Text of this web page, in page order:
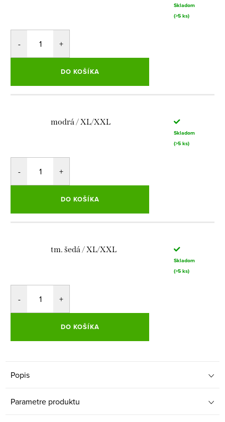
Skladom
(>5 ks)
DO KOŠÍKA
modrá / XL/XXL
Skladom
(>5 ks)
DO KOŠÍKA
tm. šedá / XL/XXL
Skladom
(>5 ks)
DO KOŠÍKA
Popis
Parametre produktu